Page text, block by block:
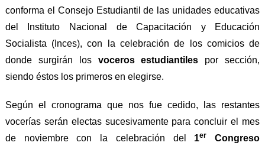
conforma el Consejo Estudiantil de las unidades educativas
del Instituto Nacional de Capacitación y Educación
Socialista (Inces), con la celebración de los comicios de
donde surgirán los voceros estudiantiles por sección,
siendo éstos los primeros en elegirse.
Según el cronograma que nosfue cedido, las restantes
vocerías serán electas sucesivamente para concluirel mes
de noviembrecon la celebración del 1er
Congreso